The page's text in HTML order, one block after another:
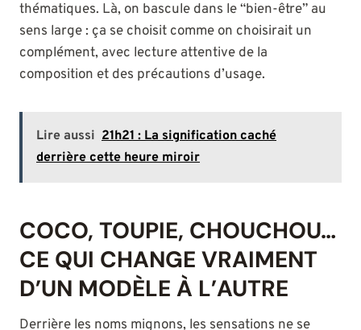
thématiques. Là, on bascule dans le “bien-être” au
sens large : ça se choisit comme on choisirait un
complément, avec lecture attentive de la
composition et des précautions d’usage.
Lire aussi 21h21 : La signification caché
derrière cette heure miroir
COCO, TOUPIE, CHOUCHOU…
CE QUI CHANGE VRAIMENT
D’UN MODÈLE À L’AUTRE
Derrière les noms mignons, les sensations ne se